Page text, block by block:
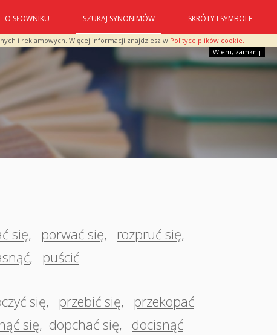
i reklamowych. Więcej informacji znajdziesz w Polityce plików cookie.
Wiem, zamknij
O SŁOWNIKU SZUKAJ SYNONIMÓW SKRÓTY I SYMBOLE
się, porwać się, rozpruć się,
, puścić
się, przebić się,
przekopać
się, dopchać się,
docisnąć